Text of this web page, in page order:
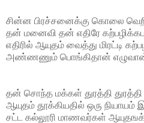
சின்ன பிரச்சனைக்கு கொலை
தன் மனைவி தன் எதிரே
எதிரில் ஆயுதம் வைத்து மிரட்டி
அண்ணணும் பொங்கிதான்
தன் சொந்த மக்கள் துரத்தி
ஆயுதம் தூக்கியதில் ஒரு
சட்ட கல்லூரி மாணவர்கள்